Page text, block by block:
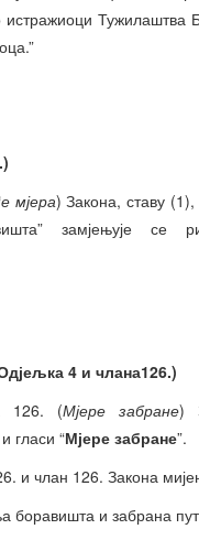
Тужилаштва
мјера) Закона, ставу (1),
замјењује се
4 и члана126.)
126. (Мјере забране)
гласи “Мјере забране”.
и члан 126. Закона
боравишта и забрана